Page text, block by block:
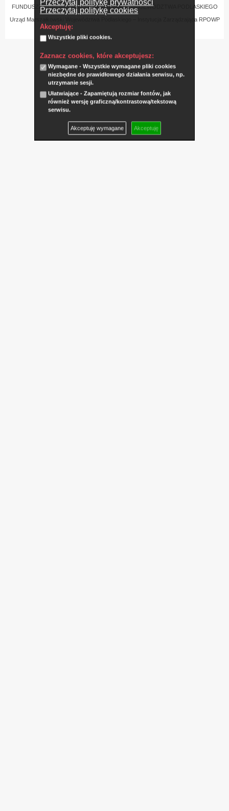
Przeczytaj politykę prywatności
Przeczytaj politykę cookies
Akceptuję:
Wszystkie pliki cookies.
Zaznacz cookies, które akceptujesz:
Wymagane - Wszystkie wymagane pliki cookies
niezbędne do prawidłowego działania serwisu, np.
utrzymanie sesji.
Ułatwiające - Zapamiętują rozmiar fontów, jak
również wersję graficzną/kontrastową/tekstową
serwisu.
Akceptuję wymagane Akceptuję
FUNDUSZE EUROPEJSKIE - DLA ROZWOJU WOJEWÓDZTWA PODLASKIEGO
Urząd Marszałkowski Województwa Podlaskiego – Instytucja Zarządzająca RPOWP